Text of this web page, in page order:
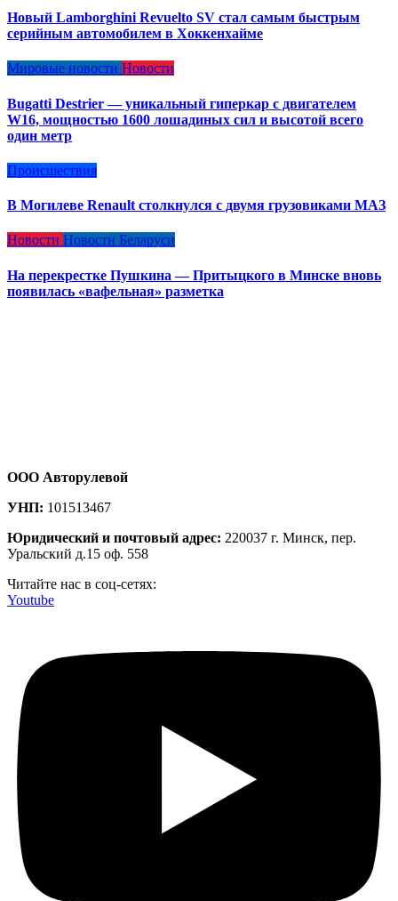
Новый Lamborghini Revuelto SV стал самым быстрым
серийным автомобилем в Хоккенхайме
Мировые новости Новости
Bugatti Destrier — уникальный гиперкар с двигателем
W16, мощностью 1600 лошадиных сил и высотой всего
один метр
Происшествия
В Могилеве Renault столкнулся с двумя грузовиками МАЗ
Новости Новости Беларуси
На перекрестке Пушкина — Притыцкого в Минске вновь
появилась «вафельная» разметка
ООО Авторулевой
УНП: 101513467
Юридический и почтовый адрес: 220037 г. Минск, пер.
Уральский д.15 оф. 558
Читайте нас в соц-сетях:
Youtube